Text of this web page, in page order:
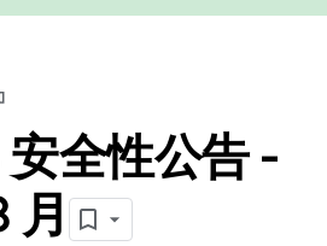
全性公告 -
月